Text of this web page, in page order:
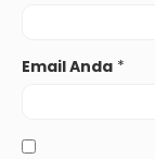
Email Anda *